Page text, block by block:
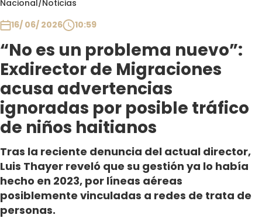
Nacional/Noticias
16/ 06/ 2026
10:59
“No es un problema nuevo”:
Exdirector de Migraciones
acusa advertencias
ignoradas por posible tráfico
de niños haitianos
Tras la reciente denuncia del actual director,
Luis Thayer reveló que su gestión ya lo había
hecho en 2023, por líneas aéreas
posiblemente vinculadas a redes de trata de
personas.
Club De La Comedia
Contigo en Directo
El Tiempo
Sabingo
Todos Los Programas